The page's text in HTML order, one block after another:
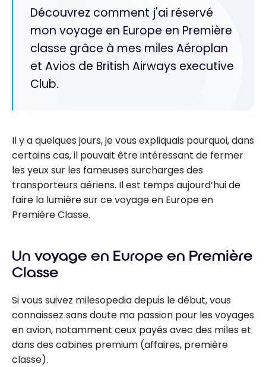
Découvrez comment j'ai réservé
mon voyage en Europe en Première
classe grâce à mes miles Aéroplan
et Avios de British Airways executive
Club.
Il y a quelques jours, je vous expliquais pourquoi, dans
certains cas, il pouvait être intéressant de fermer
les yeux sur les fameuses surcharges des
transporteurs aériens. Il est temps aujourd’hui de
faire la lumière sur ce voyage en Europe en
Première Classe.
Un voyage en Europe en Première
Classe
Si vous suivez milesopedia depuis le début, vous
connaissez sans doute ma passion pour les voyages
en avion, notamment ceux payés avec des miles et
dans des cabines premium (affaires, première
classe).